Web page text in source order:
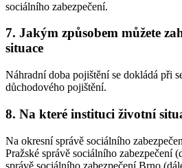
sociálního zabezpečení.
7. Jakým způsobem můžete
situace
Náhradní doba pojištění se dokládá při
důchodového pojištění.
8. Na které instituci životní
Na okresní správě sociálního
Pražské správě sociálního zabezpečení
správě sociálního zabezpečení Brno